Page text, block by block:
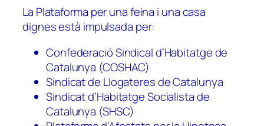
La Plataforma per una feina i una casa
dignes està impulsada per:
Confederació Sindical d’Habitatge de
Catalunya (COSHAC)
Sindicat de Llogateres de Catalunya
Sindicat d’Habitatge Socialista de
Catalunya (SHSC)